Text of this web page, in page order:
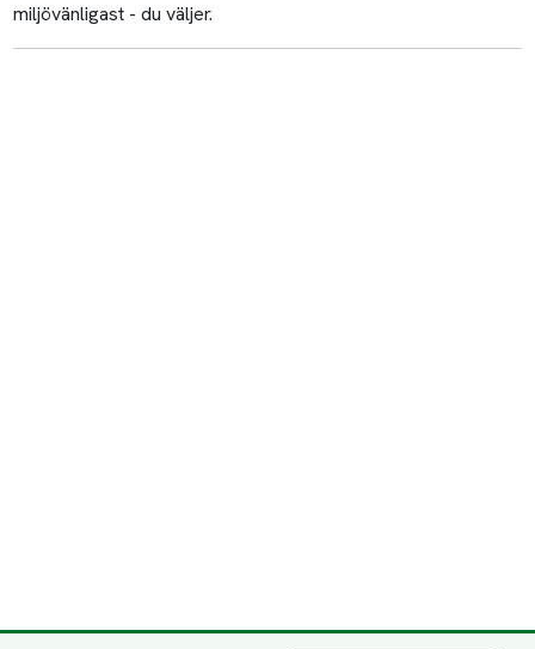
miljövänligast - du väljer.